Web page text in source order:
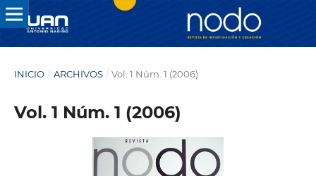
INICIO / ARCHIVOS / Vol. 1 Núm. 1 (2006)
Vol. 1 Núm. 1 (2006)